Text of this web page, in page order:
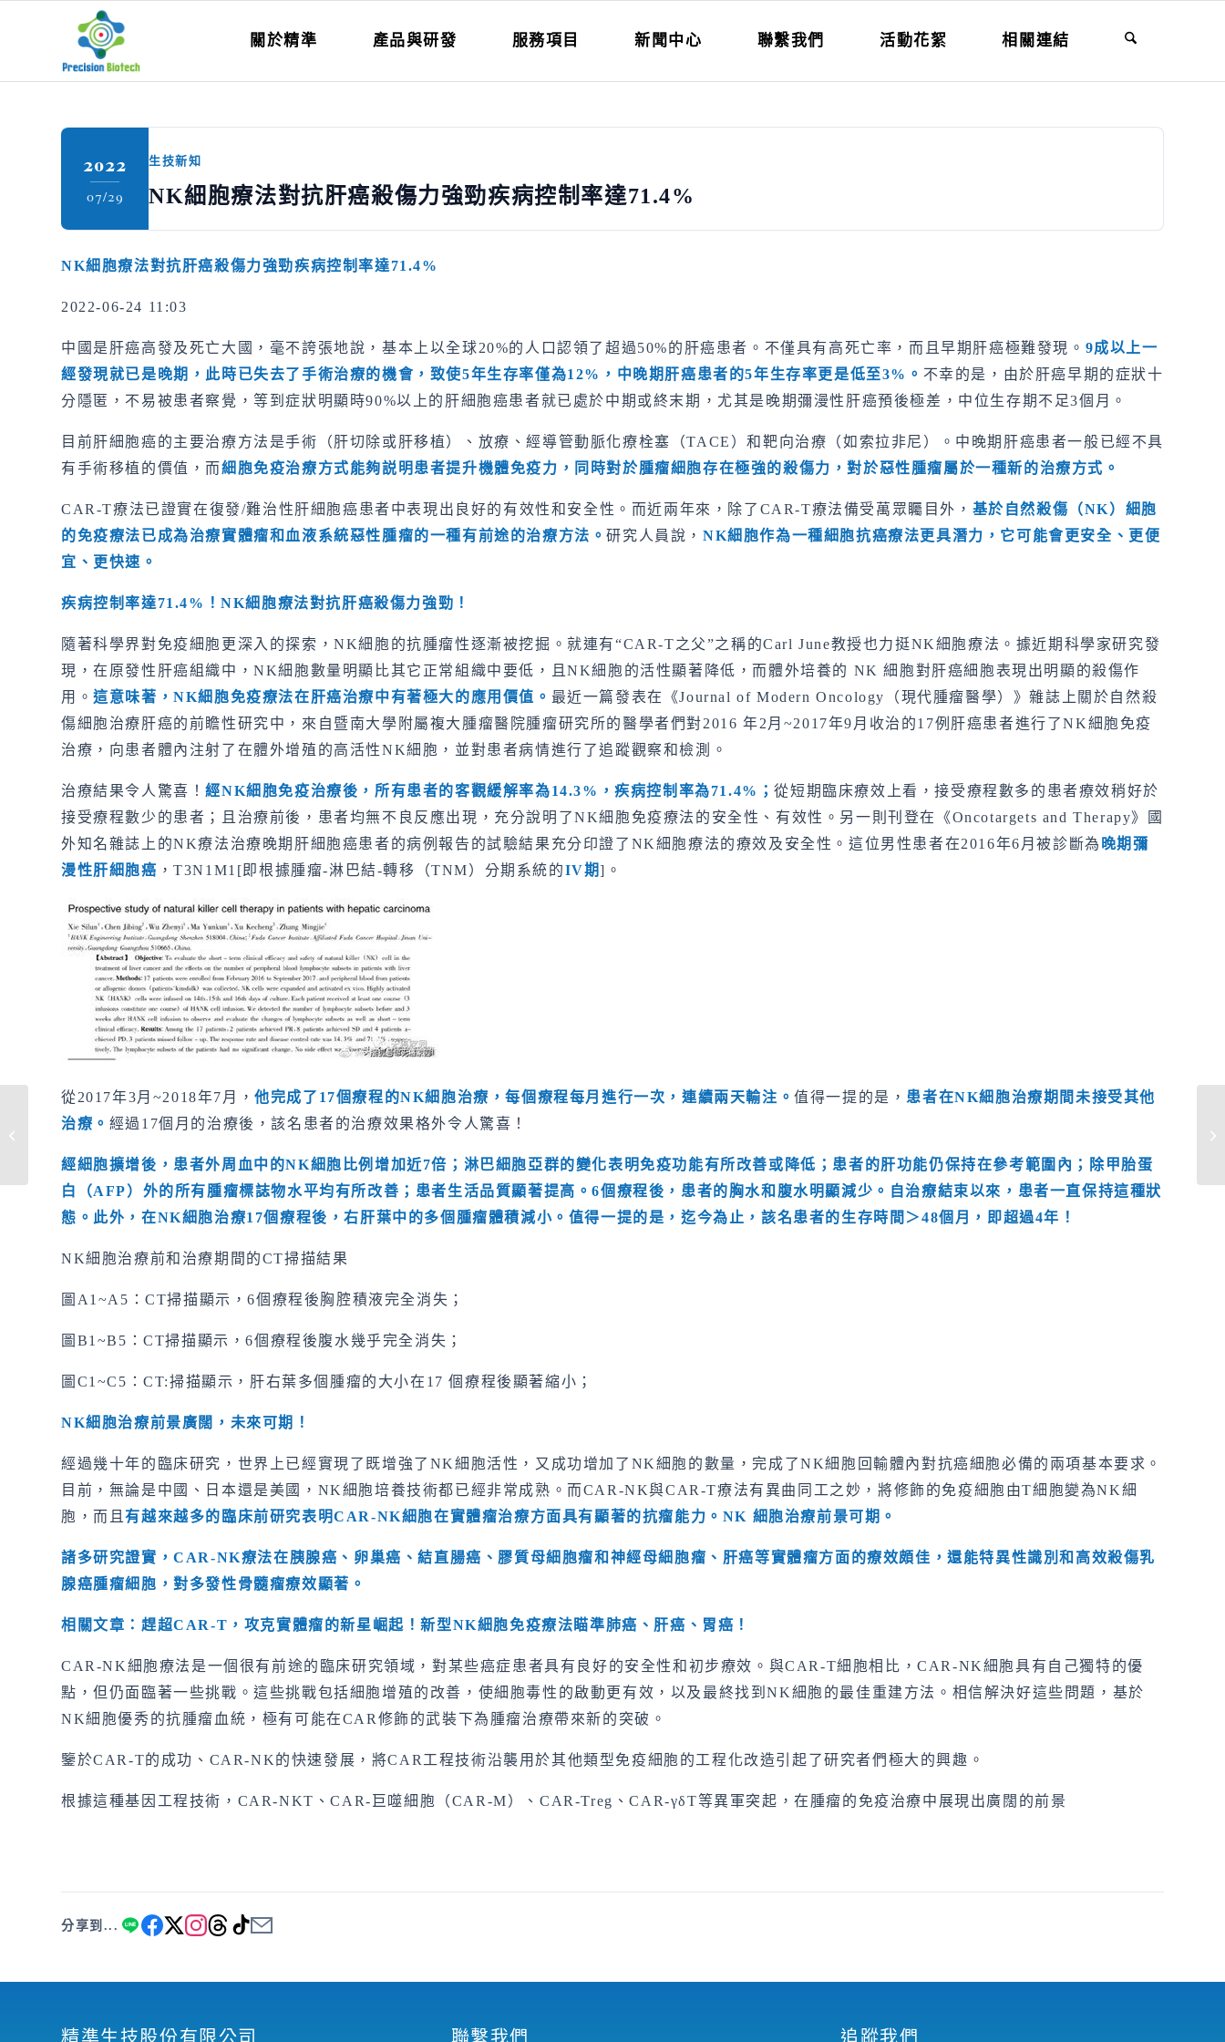
關於精準 產品與研發 服務項目 新聞中心 聯繫我們 活動花絮 相關連結
2022
07/29
生技新知
NK細胞療法對抗肝癌殺傷力強勁疾病控制率達71.4%
NK細胞療法對抗肝癌殺傷力強勁疾病控制率達71.4%
2022-06-24 11:03
中國是肝癌高發及死亡大國，毫不誇張地說，基本上以全球20%的人口認領了超過50%的肝癌患者。不僅具有高死亡率，而且早期肝癌極難發現。 9成以上一
經發現就已是晚期，此時已失去了手術治療的機會，致使5年生存率僅為12% ，中晚期肝癌患者的5年生存率更是低至3% 。 不幸的是，由於肝癌早期的症狀十
分隱匿，不易被患者察覺，等到症狀明顯時90%以上的肝細胞癌患者就已處於中期或終末期，尤其是晚期彌漫性肝癌預後極差，中位生存期不足3個月。
目前肝細胞癌的主要治療方法是手術（肝切除或肝移植）、放療、經導管動脈化療栓塞（TACE）和靶向治療（如索拉非尼）。中晚期肝癌患者一般已經不具
有手術移植的價值，而細胞免疫治療方式能夠説明患者提升機體免疫力，同時對於腫瘤細胞存在極強的殺傷力，對於惡性腫瘤屬於一種新的治療方式。
CAR-T療法已證實在復發/難治性肝細胞癌患者中表現出良好的有效性和安全性。而近兩年來，除了CAR-T療法備受萬眾矚目外， 基於自然殺傷（NK）細胞
的免疫療法已成為治療實體瘤和血液系統惡性腫瘤的一種有前途的治療方法。研究人員說，NK細胞作為一種細胞抗癌療法更具潛力，它可能會更安全、更便
宜、更快速。
疾病控制率達71.4% ！NK細胞療法對抗肝癌殺傷力強勁！
隨著科學界對免疫細胞更深入的探索，NK細胞的抗腫瘤性逐漸被挖掘。就連有“CAR-T之父”之稱的Carl June教授也力挺NK細胞療法。據近期科學家研究發
現，在原發性肝癌組織中，NK細胞數量明顯比其它正常組織中要低，且NK細胞的活性顯著降低，而體外培養的 NK 細胞對肝癌細胞表現出明顯的殺傷作
用。這意味著，NK細胞免疫療法在肝癌治療中有著極大的應用價值。 最近一篇發表在《Journal of Modern Oncology（現代腫瘤醫學）》雜誌上關於自然殺
傷細胞治療肝癌的前瞻性研究中，來自暨南大學附屬複大腫瘤醫院腫瘤研究所的醫學者們對2016 年2月~2017年9月收治的17例肝癌患者進行了NK細胞免疫
治療，向患者體內注射了在體外增殖的高活性NK細胞，並對患者病情進行了追蹤觀察和檢測。
治療結果令人驚喜！經NK細胞免疫治療後，所有患者的客觀緩解率為14.3% ，疾病控制率為71.4% ；從短期臨床療效上看，接受療程數多的患者療效稍好於
接受療程數少的患者；且治療前後，患者均無不良反應出現，充分說明了NK細胞免疫療法的安全性、有效性。另一則刊登在《Oncotargets and Therapy》國
外知名雜誌上的NK療法治療晚期肝細胞癌患者的病例報告的試驗結果充分印證了NK細胞療法的療效及安全性。這位男性患者在2016年6月被診斷為 晚期彌
漫性肝細胞癌 ，T3N1M1[即根據腫瘤-淋巴結-轉移（TNM）分期系統的IV期]。
從2017年3月~2018年7月，他完成了 17個療程的NK細胞治療，每個療程每月進行一次，連續兩天輸注。值得一提的是， 患者在NK細胞治療期間未接受其他
治療。 經過17個月的治療後，該名患者的治療效果格外令人驚喜！
經細胞擴增後，患者外周血中的NK細胞比例增加近7倍；淋巴細胞亞群的變化表明免疫功能有所改善或降低；患者的肝功能仍保持在參考範圍內；除甲胎蛋
白（AFP）外的所有腫瘤標誌物水平均有所改善；患者生活品質顯著提高。6個療程後，患者的胸水和腹水明顯減少。自治療結束以來，患者一直保持這種狀
態。此外，在NK細胞治療17個療程後，右肝葉中的多個腫瘤體積減小。值得一提的是，迄今為止，該名患者的生存時間＞48個月，即超過4年！
NK細胞治療前和治療期間的CT掃描結果
圖A1~A5：CT掃描顯示，6個療程後胸腔積液完全消失；
圖B1~B5：CT掃描顯示，6個療程後腹水幾乎完全消失；
圖C1~C5：CT:掃描顯示，肝右葉多個腫瘤的大小在17 個療程後顯著縮小；
NK細胞治療前景廣闊，未來可期！
經過幾十年的臨床研究，世界上已經實現了既增強了NK細胞活性，又成功增加了NK細胞的數量，完成了NK細胞回輸體內對抗癌細胞必備的兩項基本要求。
目前，無論是中國、日本還是美國，NK細胞培養技術都已經非常成熟。而CAR-NK與CAR-T療法有異曲同工之妙，將修飾的免疫細胞由T細胞變為NK細
胞，而且有越來越多的臨床前研究表明CAR-NK細胞在實體瘤治療方面具有顯著的抗瘤能力。 NK 細胞治療前景可期 。
諸多研究證實，CAR-NK療法在胰腺癌、卵巢癌、結直腸癌、膠質母細胞瘤和神經母細胞瘤、肝癌等實體瘤方面的療效頗佳，還能特異性識別和高效殺傷乳
腺癌腫瘤細胞，對多發性骨髓瘤療效顯著。
相關文章：趕超CAR-T ，攻克實體瘤的新星崛起！新型NK細胞免疫療法瞄準肺癌、肝癌、胃癌！
CAR-NK細胞療法是一個很有前途的臨床研究領域，對某些癌症患者具有良好的安全性和初步療效。與CAR-T細胞相比，CAR-NK細胞具有自己獨特的優
點，但仍面臨著一些挑戰。這些挑戰包括細胞增殖的改善，使細胞毒性的啟動更有效，以及最終找到NK細胞的最佳重建方法。相信解決好這些問題，基於
NK細胞優秀的抗腫瘤血統，極有可能在CAR修飾的武裝下為腫瘤治療帶來新的突破。
鑒於CAR-T的成功、CAR-NK的快速發展，將CAR工程技術沿襲用於其他類型免疫細胞的工程化改造引起了研究者們極大的興趣。
根據這種基因工程技術，CAR-NKT、CAR-巨噬細胞（CAR-M）、CAR-Treg、CAR-γδT等異軍突起，在腫瘤的免疫治療中展現出廣闊的前景
分享到...
精準生技股份有限公司 聯繫我們 追蹤我們
iPSC衍生細胞治療產品的開發策